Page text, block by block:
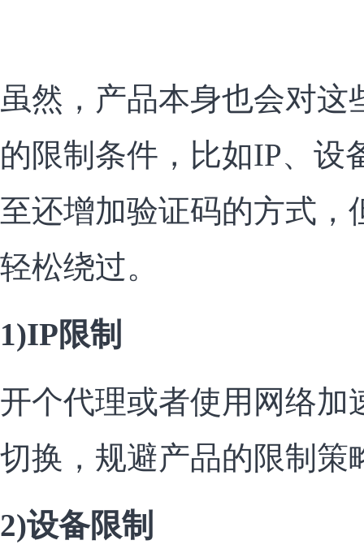
虽然，产品本身也会对这
的限制条件，比如IP、设
至还增加验证码的方式，
轻松绕过。
1)IP限制
开个代理或者使用网络加
切换，规避产品的限制策
2)设备限制